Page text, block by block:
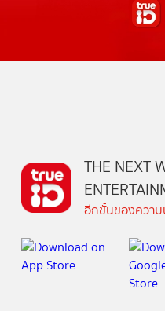
THE NEXT
อีกขั้นของความ